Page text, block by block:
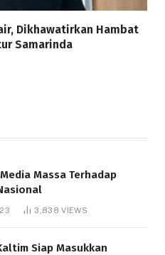
Dikhawatirkan Hambat
Samarinda
Massa Terhadap
3,838VIEWS
Siap Masukkan